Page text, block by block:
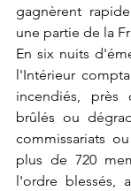
gagnèrent
une partie de la
En six nuits
l'Intérieur
incendiés, près
brûlés ou
commissariats
plus de 720
l'ordre blessés,